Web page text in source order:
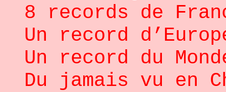
8 records de
Un record
Un record du
Du jamais vu en